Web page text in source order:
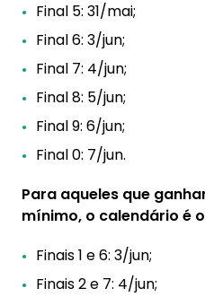
Final 5: 31/mai;
Final 6: 3/jun;
Final 7: 4/jun;
Final 8: 5/jun;
Final 9: 6/jun;
Final 0: 7/jun.
Para aqueles que
mínimo, o calendário é
Finais 1 e 6: 3/jun;
Finais 2 e 7: 4/jun;